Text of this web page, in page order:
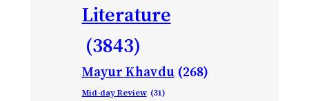
Literature
(3843)
Mayur Khavdu (268)
Mid-day Review (31)